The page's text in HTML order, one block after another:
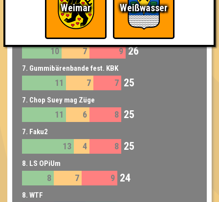
6. Wurstblut
6 26
6. Alle Ahnungslosen
10 7 9 26
7. Gummibärenbande fest. KBK
11 7 7 25
7. Chop Suey mag Züge
11 6 8 25
7. Faku2
13 4 8 25
8. LS OPiUm
8 7 9 24
8. WTF
Weimar Weißwasser